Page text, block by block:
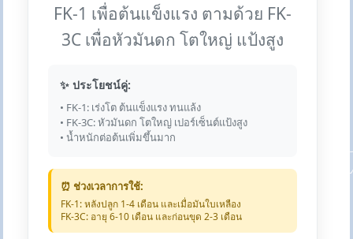
FK-1 เพื่อต้นแข็งแรง ตามด้วย FK-
3C เพื่อหัวมันดก โตใหญ่ แป้งสูง
✨ ประโยชน์คู่:
• FK-1: เร่งโต ต้นแข็งแรง ทนแล้ง
• FK-3C: หัวมันดก โตใหญ่ เปอร์เซ็นต์แป้งสูง
• น้ำหนักต่อต้นเพิ่มขึ้นมาก
⏰ ช่วงเวลาการใช้:
FK-1: หลังปลูก 1-4 เดือน และเมื่อมันใบเหลือง
FK-3C: อายุ 6-10 เดือน และก่อนขุด 2-3 เดือน